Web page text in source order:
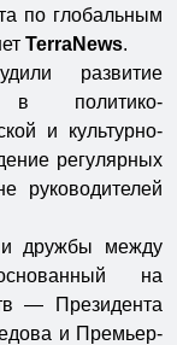
по глобальным
TerraNews.
развитие
в политико-
и культурно-
регулярных
руководителей
и дружбы между
на
— Президента
и Премьер-